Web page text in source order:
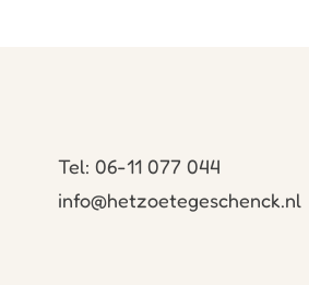
Tel: 06-11 077 044
info@hetzoetegeschenck.nl